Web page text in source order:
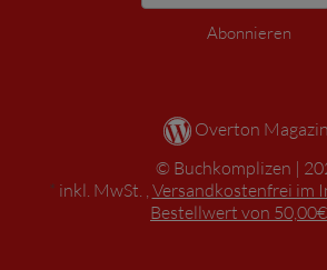
Abonnieren
Overton Magazin
Buchkomplizen
* inkl. MwSt. , Versandkostenfrei im
Bestellwert von 50,00€.